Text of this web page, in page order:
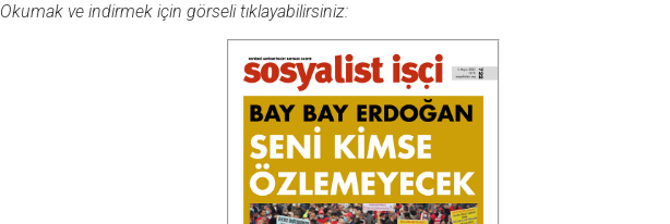
Okumak ve indirmek için görseli tıklayabilirsiniz: